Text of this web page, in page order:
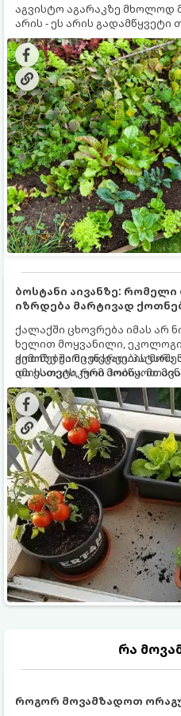
აგვისტო აგარაკზე მხოლოდ
არის - ეს არის
ეყრება მომავალი წლის
შემოდგომა-ზამთრის
ნიადაგმა ენერგია
ზამთარს გაუძლონ,
მნიშვნელოვანი საქმის
ბოსტანი აივანზე:
იზრდება მარტივად
ქალაქში ცხოვრება იმას არ
ხელით მოყვანილი,
გემოზე უარი თქვათ. პატარა
იმისათვის, რომ მოიწყოთ
ყოველდღიურად ახალ,
ბოსტნეულს მოკრეფთ.
ქოთნებში მცენარეების
და ესთეტიკური ჰობია.
კულტურები ეგუებიან
და როგორ მოუაროთ მათ
რა
როგორ მოვამზადოთ